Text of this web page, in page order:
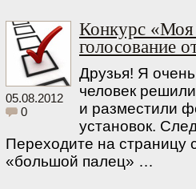
05.08.2012
0
Конкурс «Моя
голосование
Друзья! Я
человек
и разместили
установок.
Переходите на
«большой палец» …